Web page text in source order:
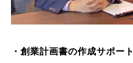
・創業計画書の作成サポート